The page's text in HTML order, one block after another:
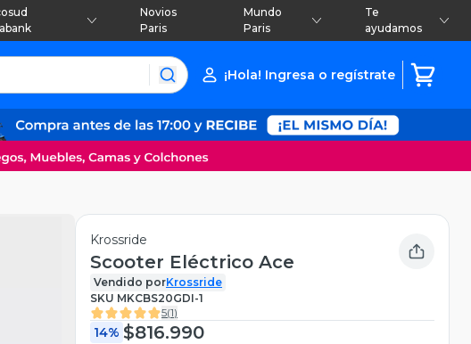
Novios
Paris
Mundo
Paris
Te
ayudamos
¡Hola! Ingresa o regístrate
Krossride
Scooter Eléctrico Ace
Vendido porKrossride
SKU MKCBS20GDI-1
5(1)
14% $816.990